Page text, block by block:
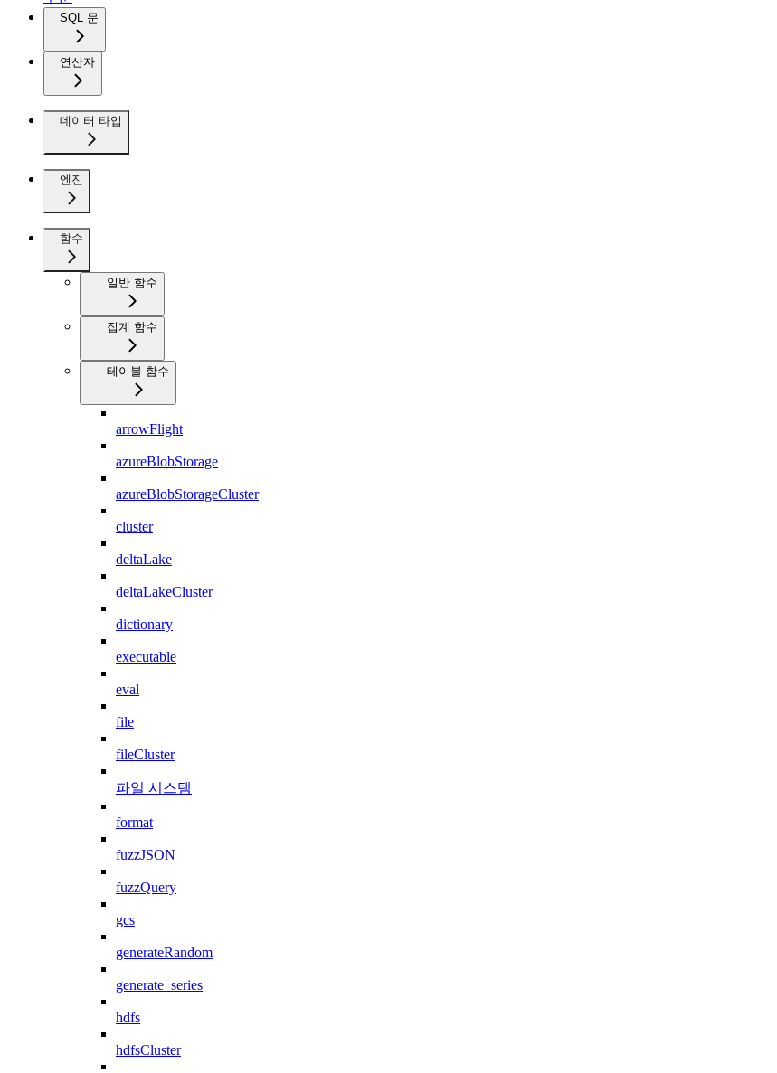
SQL 문
연산자
데이터 타입
엔진
함수
일반 함수
집계 함수
테이블 함수
arrowFlight
azureBlobStorage
azureBlobStorageCluster
cluster
deltaLake
deltaLakeCluster
dictionary
executable
eval
file
fileCluster
파일 시스템
format
fuzzJSON
fuzzQuery
gcs
generateRandom
generate_series
hdfs
hdfsCluster